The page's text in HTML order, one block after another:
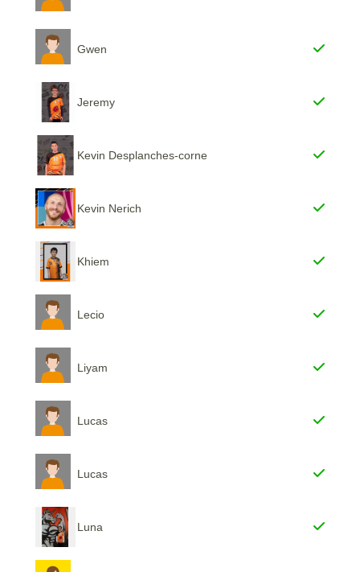
Gwen
Jeremy
Kevin Desplanches-corne
Kevin Nerich
Khiem
Lecio
Liyam
Lucas
Lucas
Luna